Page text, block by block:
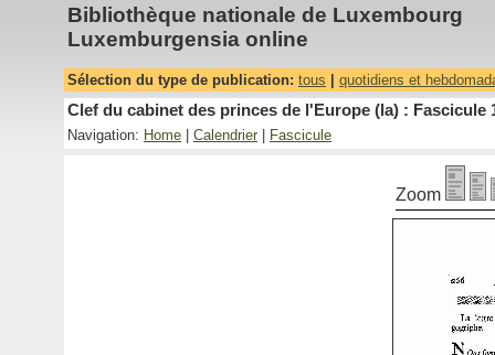
Bibliothèque nationale de Luxembourg
Luxemburgensia online
Sélection du type de publication: tous quotidiens et
Clef du cabinet des princes de l'Europe (la) : Fascicule
Navigation: Home Calendrier Fascicule
Zoom